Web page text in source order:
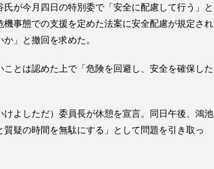
が今月四日の特別委で「安全に配慮して行う」と
事態での支援を定めた法案に安全配慮が規定され
」と撤回を求めた。
とは認めた上で「危険を回避し、安全を確保した
よしただ）委員長が休憩を宣言。同日午後、鴻池
疑の時間を無駄にする」として問題を引き取っ